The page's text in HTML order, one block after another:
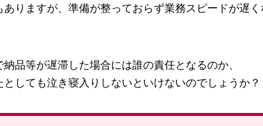
りますが、準備が整っておらず業務スピードが遅く
品等が遅滞した場合には誰の責任となるのか、
しても泣き寝入りしないといけないのでしょうか？